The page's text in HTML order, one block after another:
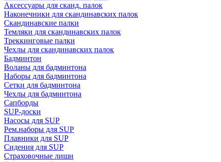
Аксессуары для сканд. палок
Наконечники для скандинавских палок
Скандинавские палки
Темляки для скандинавских палок
Треккинговые палки
Чехлы для скандинавских палок
Бадминтон
Воланы для бадминтона
Наборы для бадминтона
Сетки для бадминтона
Чехлы для бадминтона
Сапборды
SUP-доски
Насосы для SUP
Рем.наборы для SUP
Плавники для SUP
Сидения для SUP
Страховочные лиши